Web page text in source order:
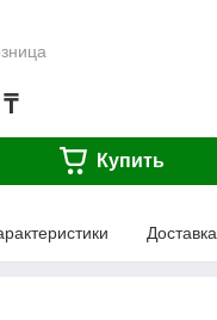
₸
Купить
Доставка